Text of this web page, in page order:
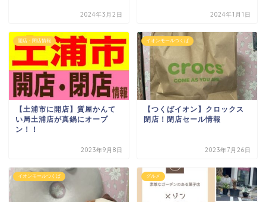
2024年3月2日 2024年1月1日
開店・閉店情報
【土浦市に開店】質屋かんて
い局土浦店が真鍋にオープ
ン！！
2023年9月8日
イオンモールつくば
【つくばイオン】クロックス
閉店！閉店セール情報
2023年7月26日
イオンモールつくば グルメ